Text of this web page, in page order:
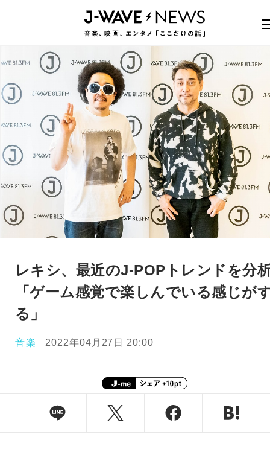
レキシ、最近のJ-POPトレンドを分
「ゲーム感覚で楽しんでいる感じが
る」
音楽 2022年04月27日 20:00